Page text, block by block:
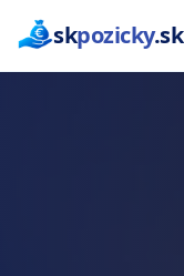
skpozicky.sk